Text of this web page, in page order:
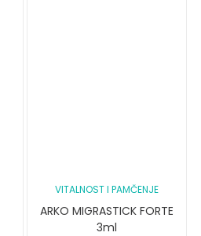
VITALNOST I PAMČENJE
ARKO MIGRASTICK FORTE
3ml